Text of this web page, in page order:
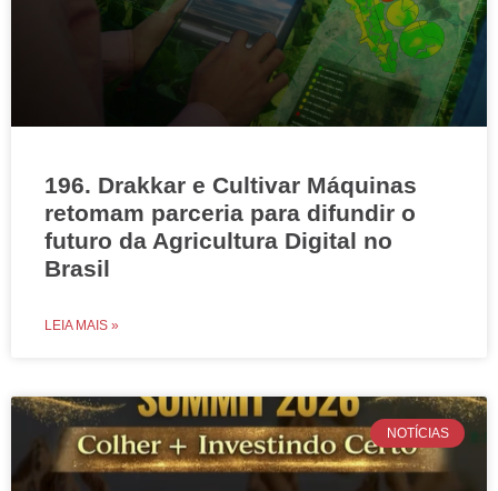
196. Drakkar e Cultivar Máquinas
retomam parceria para difundir o
futuro da Agricultura Digital no
Brasil
LEIA MAIS »
NOTÍCIAS